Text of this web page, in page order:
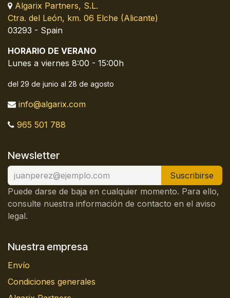
Algarix Partners, S.L.
Ctra. del León, km. 06 Elche (Alicante)
03293 - Spain
HORARIO DE VERANO
Lunes a viernes 8:00 - 15:00h
del 29 de junio al 28 de agosto
info@algarix.com
965 501 788
Newsletter
Suscribirse
Puede darse de baja en cualquier momento. Para ello,
consulte nuestra información de contacto en el aviso
legal.
Nuestra empresa
Envío
Condiciones generales